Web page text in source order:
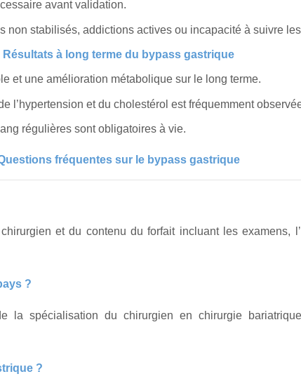
avant validation.
non stabilisés, addictions actives ou incapacité à suivre
Résultats à long terme du bypass gastrique
et une amélioration métabolique sur le long terme.
l’hypertension et du cholestérol est fréquemment
régulières sont obligatoires à vie.
fréquentes sur le bypass gastrique
et du contenu du forfait incluant les examens,
?
la spécialisation du chirurgien en chirurgie
?